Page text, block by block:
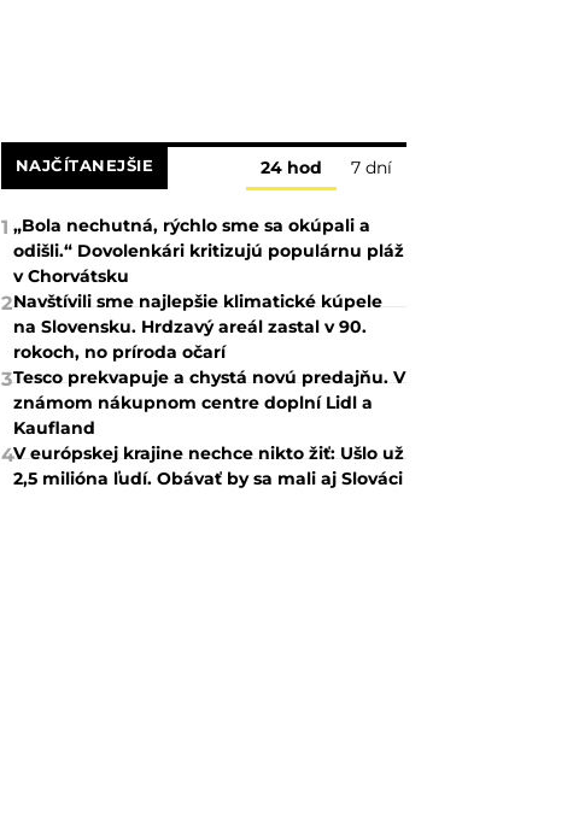
NAJČÍTANEJŠIE 24 hod 7 dní
1 „Bola nechutná, rýchlo sme sa okúpali a
odišli.“ Dovolenkári kritizujú populárnu pláž
v Chorvátsku
2Navštívili sme najlepšie klimatické kúpele
na Slovensku. Hrdzavý areál zastal v 90.
rokoch, no príroda očarí
3Tesco prekvapuje a chystá novú predajňu. V
známom nákupnom centre doplní Lidl a
Kaufland
4V európskej krajine nechce nikto žiť: Ušlo už
2,5 milióna ľudí. Obávať by sa mali aj Slováci